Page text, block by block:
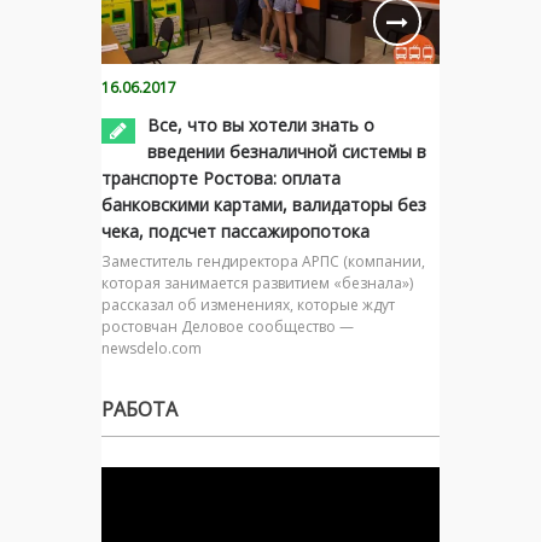
16.06.2017
Все, что вы хотели знать о
введении безналичной системы в
транспорте Ростова: оплата
банковскими картами, валидаторы без
чека, подсчет пассажиропотока
Заместитель гендиректора АРПС (компании,
которая занимается развитием «безнала»)
рассказал об изменениях, которые ждут
ростовчан Деловое сообщество —
newsdelo.com
РАБОТА